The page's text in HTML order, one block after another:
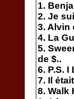
1.
2. Je
3. Alvin
4. La
5.
de $..
6. P.S.
7. Il
8. Walk